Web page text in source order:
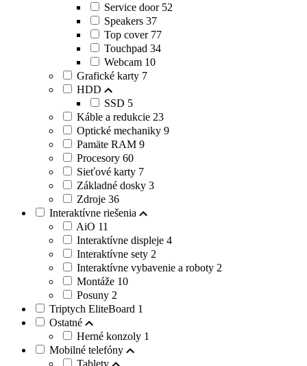
Service door 52
Speakers 37
Top cover 77
Touchpad 34
Webcam 10
Grafické karty 7
HDD
SSD 5
Káble a redukcie 23
Optické mechaniky 9
Pamäte RAM 9
Procesory 60
Sieťové karty 7
Základné dosky 3
Zdroje 36
Interaktívne riešenia
AiO 11
Interaktívne displeje 4
Interaktívne sety 2
Interaktívne vybavenie a roboty 2
Montáže 10
Posuny 2
Triptych EliteBoard 1
Ostatné
Herné konzoly 1
Mobilné telefóny
Tablety